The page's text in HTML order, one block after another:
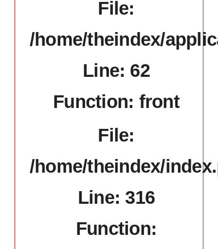
File:
/home/theindex/
Line: 62
Function: front
File:
/home/theindex/
Line: 316
Function: